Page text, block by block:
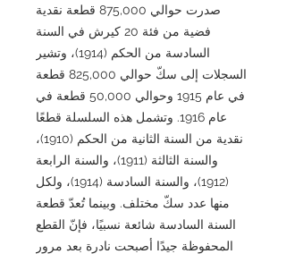
صدرت حوالي 875,000 قطعة نقدية
فضية من فئة 20 كيرش في السنة
السادسة من الحكم (1914)، وتشير
السجلات إلى سكّ حوالي 825,000 قطعة
في عام 1915 وحوالي 50,000 قطعة في
عام 1916. وتشمل هذه السلسلة قطعًا
نقدية من السنة الثانية من الحكم (1910)،
والسنة الثالثة (1911)، والسنة الرابعة
(1912)، والسنة السادسة (1914)، ولكل
منها عدد سكّ مختلف. وبينما تُعدّ قطعة
السنة السادسة شائعة نسبيًا، فإنّ القطع
المحفوظة جيدًا أصبحت نادرة بعد مرور